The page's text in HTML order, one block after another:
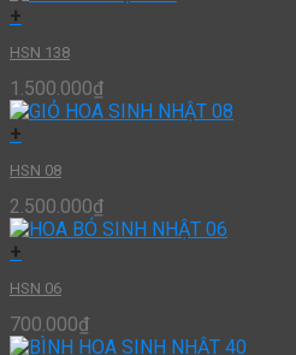
+
HSN 138
1.500.000₫
+
HSN 08
2.500.000₫
+
HSN 06
700.000₫